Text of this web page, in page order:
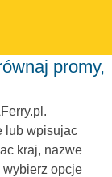
lub wpisujac
kraj, nazwe
wybierz opcje